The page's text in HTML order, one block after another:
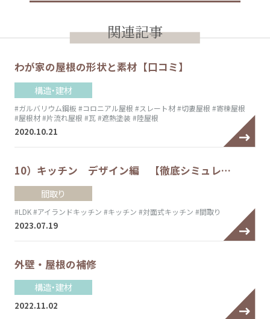
関連記事
わが家の屋根の形状と素材【口コミ】
構造・建材
#ガルバリウム鋼板 #コロニアル屋根 #スレート材#切妻屋根 #寄棟屋根
#屋根材#片流れ屋根 #瓦#遮熱塗装 #陸屋根
2020.10.21
10）キッチン デザイン編 【徹底シミュレ…
間取り
#LDK#アイランドキッチン #キッチン #対面式キッチン #間取り
2023.07.19
外壁・屋根の補修
構造・建材
2022.11.02